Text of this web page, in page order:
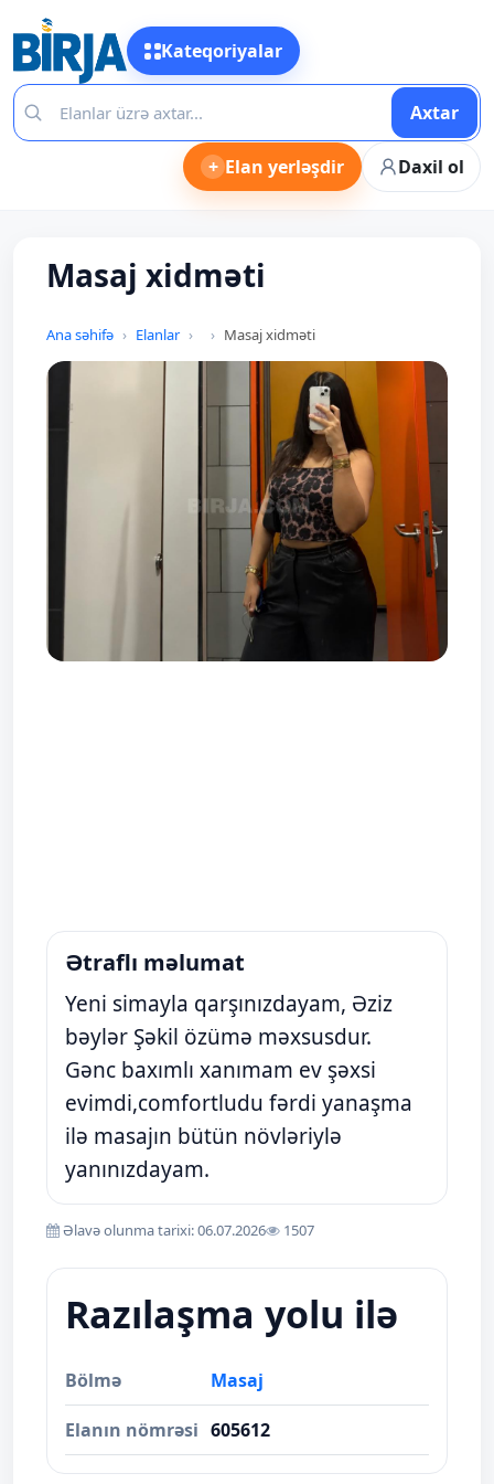
Kateqoriyalar
Axtar
+ Elan yerləşdir Daxil ol
Masaj xidməti
Ana səhifə Elanlar Masaj xidməti
Ətraflı məlumat
Yeni simayla qarşınızdayam, Əziz
bəylər Şəkil özümə məxsusdur.
Gənc baxımlı xanımam ev şəxsi
evimdi,comfortludu fərdi yanaşma
ilə masajın bütün növləriylə
yanınızdayam.
Əlavə olunma tarixi: 06.07.2026 1507
Razılaşma yolu ilə
Bölmə Masaj
Elanın nömrəsi 605612